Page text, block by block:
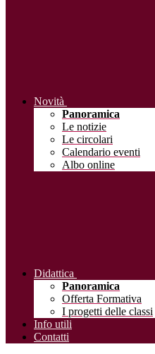
Novità
Panoramica
Le notizie
Le circolari
Calendario eventi
Albo online
Didattica
Panoramica
Offerta Formativa
I progetti delle classi
Info utili
Contatti